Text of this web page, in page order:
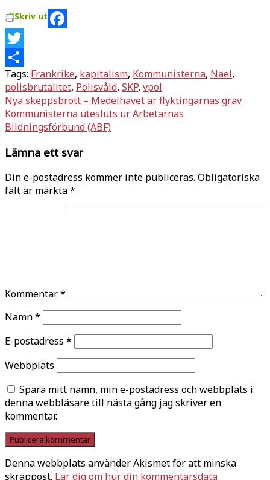
Skriv ut
Facebook
Twitter
Dela
Tags: Frankrike, kapitalism, Kommunisterna, Nael,
polisbrutalitet, Polisvåld, SKP, vpol
Inläggsnavigering
Nya skeppsbrott – Medelhavet är flyktingarnas grav
Kommunisterna utesluts ur Arbetarnas
Bildningsförbund (ABF)
Lämna ett svar
Din e-postadress kommer inte publiceras. Obligatoriska
fält är märkta*
Kommentar*
Namn*
E-postadress *
Webbplats
Spara mitt namn, min e-postadress och webbplats i
denna webbläsare till nästa gång jag skriver en
kommentar.
Denna webbplats använder Akismet för att minska
skräppost. Lär dig om hur din kommentarsdata